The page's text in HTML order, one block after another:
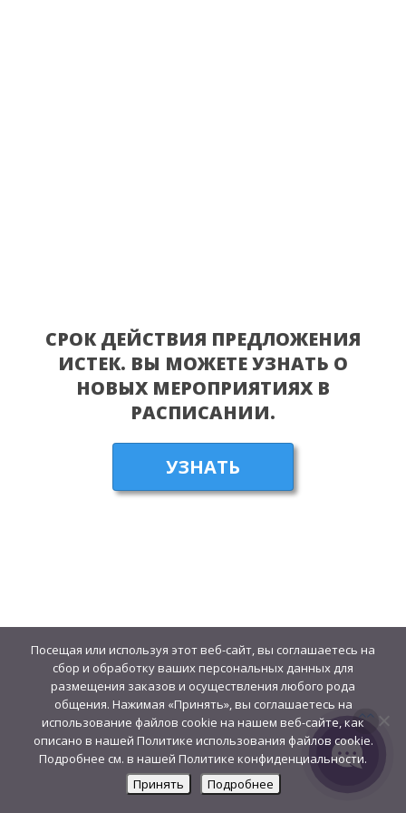
СРОК ДЕЙСТВИЯ ПРЕДЛОЖЕНИЯ
ИСТЕК. ВЫ МОЖЕТЕ УЗНАТЬ О
НОВЫХ МЕРОПРИЯТИЯХ В
РАСПИСАНИИ.
УЗНАТЬ
Посещая или используя этот веб-сайт, вы соглашаетесь на
сбор и обработку ваших персональных данных для
размещения заказов и осуществления любого рода
общения. Нажимая «Принять», вы соглашаетесь на
использование файлов cookie на нашем веб-сайте, как
описано в нашей Политике использования файлов cookie.
Подробнее см. в нашей Политике конфиденциальности.
Принять
Подробнее